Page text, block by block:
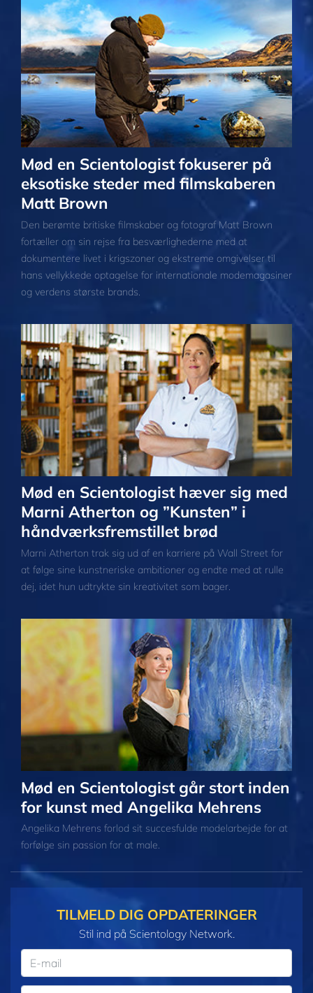
Mød en Scientologist fokuserer på
eksotiske steder med filmskaberen
Matt Brown
Den berømte britiske filmskaber og fotograf Matt Brown
fortæller om sin rejse fra besværlighederne med at
dokumentere livet i krigszoner og ekstreme omgivelser til
hans vellykkede optagelse for internationale modemagasiner
og verdens største brands.
Mød en Scientologist hæver sig med
Marni Atherton og ”Kunsten” i
håndværksfremstillet brød
Marni Atherton trak sig ud af en karriere på Wall Street for
at følge sine kunstneriske ambitioner og endte med at rulle
dej, idet hun udtrykte sin kreativitet som bager.
Mød en Scientologist går stort inden
for kunst med Angelika Mehrens
Angelika Mehrens forlod sit succesfulde modelarbejde for at
forfølge sin passion for at male.
TILMELD DIG OPDATERINGER
Stil ind på Scientology Network.